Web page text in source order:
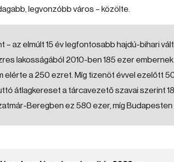
legvonzóbb város – közölte.
– az elmúlt 15 év legfontosabb hajdú-bihari
lakosságából 2010-ben 185 ezer
elérte a 250 ezret. Míg tizenöt évvel ezelőtt
átlagkereset a tárcavezető szavai szerint
Beregben ez 580 ezer, míg